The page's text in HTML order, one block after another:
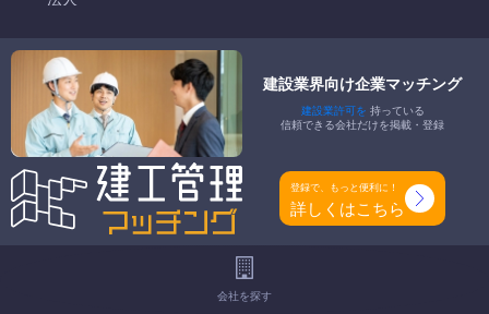
許可番号
千葉県知事許可 第040546号
特定建設業
-
一般建設業
とび・土木工事業
建設業界向け企業マッチング
建設業許可を 持っている
信頼できる会社だけを掲載・登録
登録で、もっと便利に！
詳しくはこちら
会社を探す